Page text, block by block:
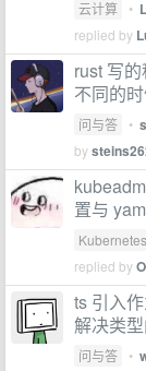
云计算 •
replied by
rust 写
不同的
问与答 •
by
置与
Kubernetes
replied by
ts 引入
解决类型
问与答 •